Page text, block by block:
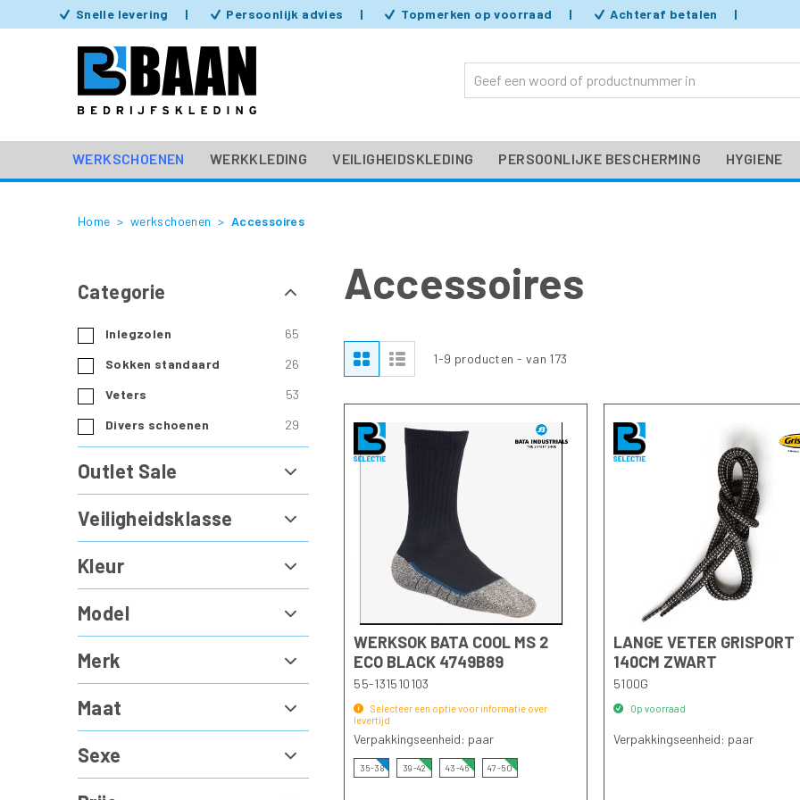
Snelle levering Persoonlijk advies Topmerken op voorraad Achteraf betalen
werkschoenen
Werkschoenen
Werkschoenen
Werkschoenen
werkschoenen
Veiligheidssandaal
Klompen
Accessoires
Inlegzolen
WERKSCHOENEN WERKKLEDING VEILIGHEIDSKLEDING PERSOONLIJKE BESCHERMING HYGIENE
Home werkschoenen Accessoires
Accessoires
Tonen
als
Foto-Lijst1-9 producten - van 173
WERKSOK BATA COOL MS 2
ECO BLACK 4749B89
55-131510103
Selecteer een optie voor informatie over
levertijd
Verpakkingseenheid: paar
35-38 39-42 43-46 47-50
LANGE VETER GRISPORT
140CM ZWART
5100G
Op voorraad
Verpakkingseenheid: paar
Categorie
Inlegzolen 65
producten
Sokken standaard 26
producten
Veters 53
producten
Divers schoenen 29
producten
Outlet Sale
Veiligheidsklasse
Kleur
Model
Merk
Maat
Sexe